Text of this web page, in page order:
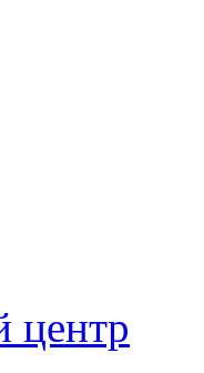
центр